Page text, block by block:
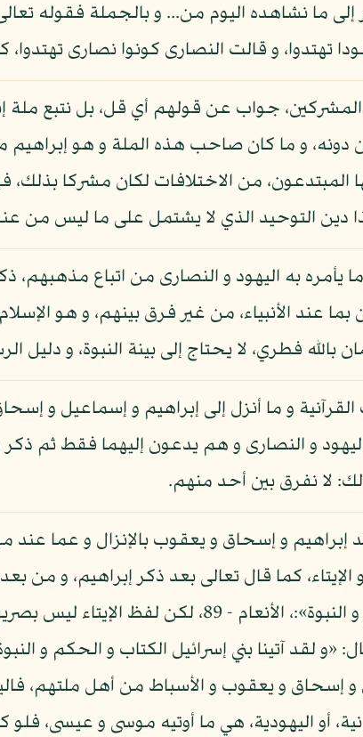
ما نشاهده اليوم من... و بالجملة فقوله
تهتدوا، و قالت النصارى كونوا نصارى
جواب عن قولهم أي قل، بل نتبع ملة
دونه، و ما كان صاحب هذه الملة و هو
المبتدعون، من الاختلافات لكان مشركا بذلك،
دين التوحيد الذي لا يشتمل على ما ليس من عند
ما يأمره به اليهود و النصارى من اتباع
عند الأنبياء، من غير فرق بينهم، و هو
فطري، لا يحتاج إلى بينة النبوة، و دليل
و ما أنزل إلى إبراهيم و إسماعيل و
و النصارى و هم يدعون إليهما فقط ثم ذكر
لا نفرق بين أحد منهم.
إبراهيم و إسحاق و يعقوب بالإنزال و عما عند
كما قال تعالى بعد ذكر إبراهيم، و من
سورة الأنعام: «أولئك الذين آتيناهم الكتاب و الحكم و
إسحاق و يعقوب و الأسباط من أهل ملتهم،
أو اليهودية، هي ما أوتيه موسى و عيسى، فلو